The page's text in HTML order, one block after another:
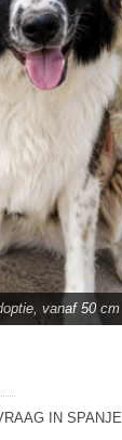
, vanaf 50 cm
IN SPANJE